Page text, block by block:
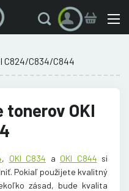
C824/C834/C844
tonerov OKI
, OKI C834 a OKI C844 si
Pokiaľ použijete kvalitný
zásad, bude kvalita